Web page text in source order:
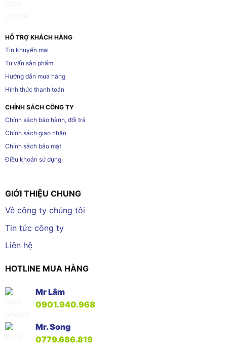
HỖ TRỢ KHÁCH HÀNG
Tin khuyến mại
Tư vấn sản phẩm
Hướng dẫn mua hàng
Hình thức thanh toán
CHÍNH SÁCH CÔNG TY
Chính sách bảo hành, đổi trả
Chính sách giao nhận
Chính sách bảo mật
Điều khoản sử dụng
GIỚI THIỆU CHUNG
Về công ty chúng tôi
Tin tức công ty
Liên hệ
HOTLINE MUA HÀNG
Mr Lâm
0901.940.968
Mr. Song
0779.686.819